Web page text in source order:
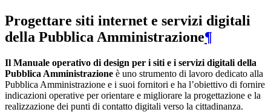
Progettare siti internet e servizi digitali
della Pubblica Amministrazione¶
Il Manuale operativo di design per i siti e i servizi digitali della
Pubblica Amministrazione è uno strumento di lavoro dedicato alla
Pubblica Amministrazione e i suoi fornitori e ha l’obiettivo di fornire
indicazioni operative per orientare e migliorare la progettazione e la
realizzazione dei punti di contatto digitali verso la cittadinanza.